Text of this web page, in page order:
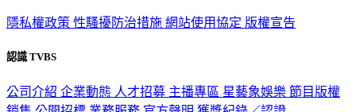
隱私權政策 性騷擾防治措施 網站使用協定 版權宣告
認識 TVBS
公司介紹 企業動態 人才招募 主播專區 星藝象娛樂 節目版權